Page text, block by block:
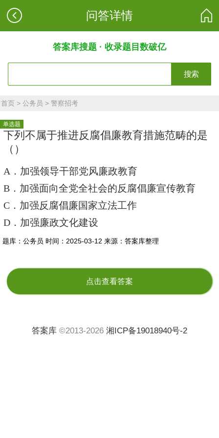
问答详情
答案库搜题 · 收录题目数破亿
搜索
首页 >公务员 >警察招考
单选题
下列不属于推进反腐倡廉教育措施范畴的是
（）
A．加强领导干部党风廉政教育
B．加强面向全党全社会的反腐倡廉宣传教育
C．加强反腐倡廉国家立法工作
D．加强廉政文化建设
题库：公务员 时间：2025-03-12 来源：答案库整理
点击查看答案
答案库 ©2013-2026 湘ICP备19018940号-2